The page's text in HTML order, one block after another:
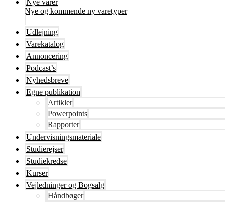
Nye varer
Nye og kommende ny varetyper
Udlejning
Varekatalog
Annoncering
Podcast’s
Nyhedsbreve
Egne publikation
Artikler
Powerpoints
Rapporter
Undervisningsmateriale
Studierejser
Studiekredse
Kurser
Vejledninger og Bogsalg
Håndbøger